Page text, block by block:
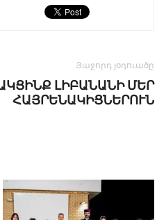
Յաջորդ յօդուածը
ԼԻԲԱՆԱՆԻ ՄԵՐ
ՀԱՅՐԵՆԱԿԻՑՆԵՐՈՒՆ